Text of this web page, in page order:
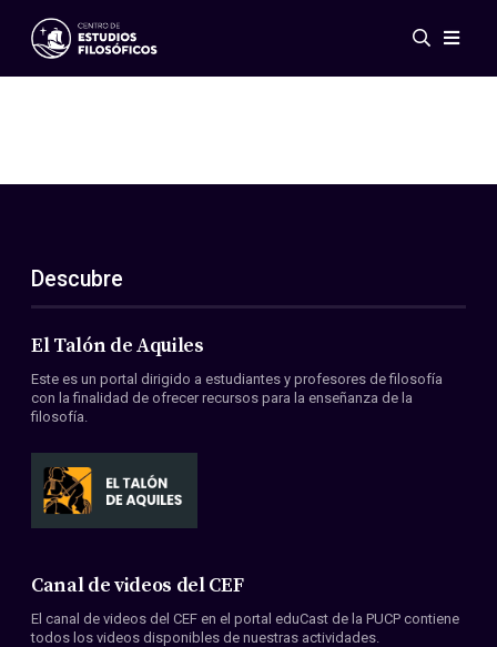
Eventos
ES
EN
Acerca de nosotros
Miembros
Convenios
Descubre
El Talón de Aquiles
Este es un portal dirigido a estudiantes y profesores de filosofía
con la finalidad de ofrecer recursos para la enseñanza de la
filosofía.
Canal de videos del CEF
El canal de videos del CEF en el portal eduCast de la PUCP contiene
todos los videos disponibles de nuestras actividades.